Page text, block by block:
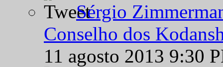
Sérgio
Conselho dos
11 agosto 2013 9:30